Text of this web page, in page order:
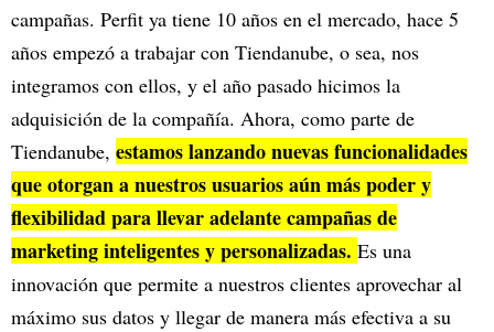
campañas. Perfit ya tiene 10 años en el mercado, hace 5
años empezó a trabajar con Tiendanube, o sea, nos
integramos con ellos, y el año pasado hicimos la
adquisición de la compañía. Ahora, como parte de
Tiendanube, estamos lanzando nuevas funcionalidades
que otorgan a nuestros usuarios aún más poder y
flexibilidad para llevar adelante campañas de
marketing inteligentes y personalizadas. Es una
innovación que permite a nuestros clientes aprovechar al
máximo sus datos y llegar de manera más efectiva a su